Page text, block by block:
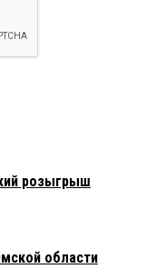
розыгрыш
области